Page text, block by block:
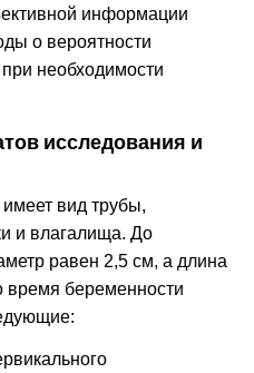
информации
о вероятности
необходимости
исследования и
вид трубы,
и влагалища. До
равен 2,5 см, а длина
время беременности